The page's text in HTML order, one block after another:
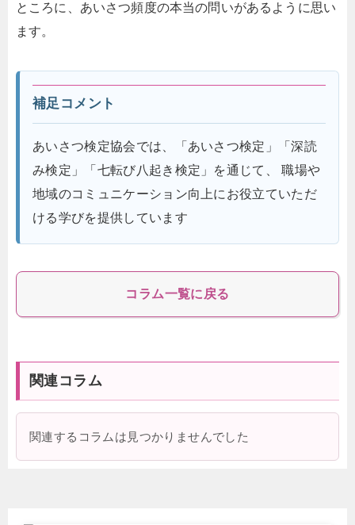
ところに、あいさつ頻度の本当の問いがあるように思い
ます。
補足コメント
あいさつ検定協会では、「あいさつ検定」「深読
み検定」「七転び八起き検定」を通じて、 職場や
地域のコミュニケーション向上にお役立ていただ
ける学びを提供しています
コラム一覧に戻る
関連コラム
関連するコラムは見つかりませんでした